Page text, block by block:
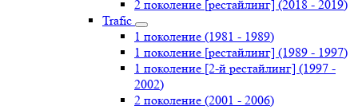
2 поколение [рестайлинг] (2018 - 2019)
Trafic
1 поколение (1981 - 1989)
1 поколение [рестайлинг] (1989 - 1997)
1 поколение [2-й рестайлинг] (1997 -
2002)
2 поколение (2001 - 2006)